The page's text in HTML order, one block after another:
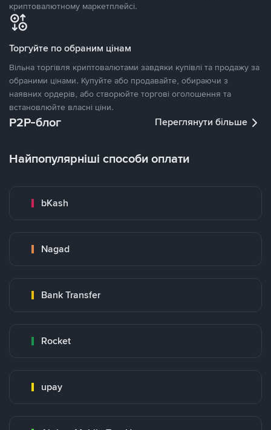
криптовалютному маркетплейсі.
Торгуйте по обраним цінам
Вільна торгівля криптовалютами завдяки купівлі та продажу за
обраними цінами. Купуйте або продавайте, обираючи з
наявних ордерів, або створюйте торгові оголошення та
встановлюйте власні ціни.
P2P-блог Переглянути більше
Найпопулярніші способи оплати
bKash
Nagad
Bank Transfer
Rocket
upay